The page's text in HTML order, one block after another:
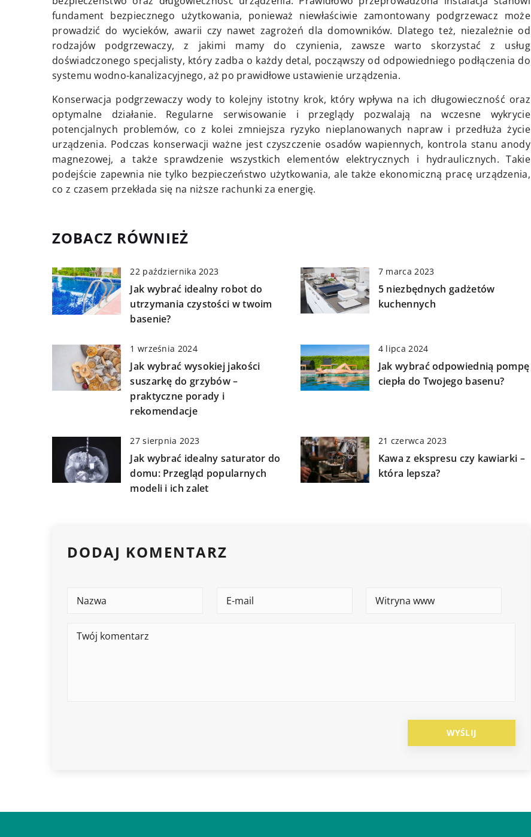
fundament bezpiecznego użytkowania, ponieważ niewłaściwie zamontowany podgrzewacz może
prowadzić do wycieków, awarii czy nawet zagrożeń dla domowników. Dlatego też, niezależnie od
rodzajów podgrzewaczy, z jakimi mamy do czynienia, zawsze warto skorzystać z usług
doświadczonego specjalisty, który zadba o każdy detal, począwszy od odpowiedniego podłączenia do
systemu wodno-kanalizacyjnego, aż po prawidłowe ustawienie urządzenia.
Konserwacja podgrzewaczy wody to kolejny istotny krok, który wpływa na ich długowieczność oraz
optymalne działanie. Regularne serwisowanie i przeglądy pozwalają na wczesne wykrycie
potencjalnych problemów, co z kolei zmniejsza ryzyko nieplanowanych napraw i przedłuża życie
urządzenia. Podczas konserwacji ważne jest czyszczenie osadów wapiennych, kontrola stanu anody
magnezowej, a także sprawdzenie wszystkich elementów elektrycznych i hydraulicznych. Takie
podejście zapewnia nie tylko bezpieczeństwo użytkowania, ale także ekonomiczną pracę urządzenia,
co z czasem przekłada się na niższe rachunki za energię.
ZOBACZ RÓWNIEŻ
22 października 2023
Jak wybrać idealny robot do
utrzymania czystości w twoim
basenie?
7 marca 2023
5 niezbędnych gadżetów
kuchennych
1 września 2024
Jak wybrać wysokiej jakości
suszarkę do grzybów –
praktyczne porady i
rekomendacje
4 lipca 2024
Jak wybrać odpowiednią pompę
ciepła do Twojego basenu?
27 sierpnia 2023
Jak wybrać idealny saturator do
domu: Przegląd popularnych
modeli i ich zalet
21 czerwca 2023
Kawa z ekspresu czy kawiarki –
która lepsza?
DODAJ KOMENTARZ